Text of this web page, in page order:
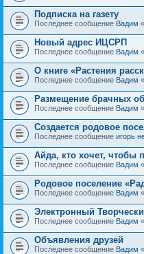
Подписка на газету
Последнее сообщение Вадим «
Новый адрес ИЦСРП
Последнее сообщение Вадим «
О книге «Растения
Последнее сообщение Вадим «
Размещение брачных
Последнее сообщение Вадим «
Создается родовое
Последнее сообщение игорь
Айда, кто хочет, чтобы
Последнее сообщение Вадим «
Родовое поселение
Последнее сообщение Вадим «
Электронный
Последнее сообщение Вадим «
Объявления друзей
Последнее сообщение Вадим «